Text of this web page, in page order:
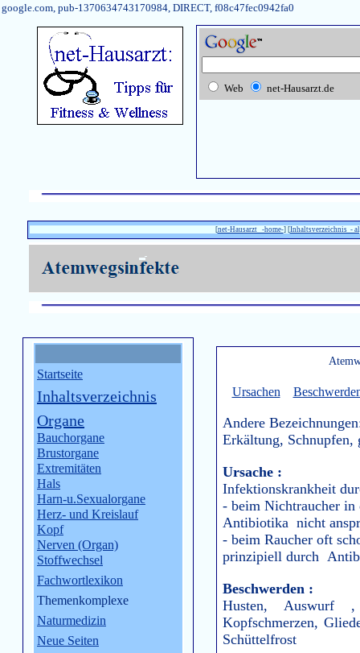
google.com, pub-1370634743170984, DIRECT, f08c47fec0942fa0
Web net-Hausarzt.de
[net-Hausarzt -home-] [Inhaltsverzeichnis -
Startseite
Inhaltsverzeichnis
Organe
Bauchorgane
Brustorgane
Extremitäten
Hals
Harn-u.Sexualorgane
Herz- und Kreislauf
Kopf
Nerven (Organ)
Stoffwechsel
Fachwortlexikon
Themenkomplexe
Naturmedizin
Neue Seiten
Ursachen
Andere
Erkältung, Schnupfen,
Ursache :
Infektionskrankheit
- beim Nichtraucher
Antibiotika nicht
- beim Raucher oft
prinzipiell durch
Beschwerden :
Husten, Auswurf ,
Kopfschmerzen,
Schüttelfrost